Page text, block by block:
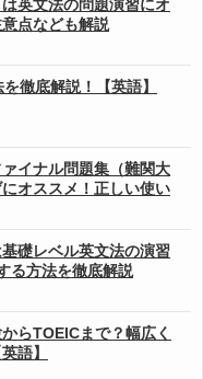
英文法の問題演習にオ
点なども解説
徹底解説！【英語】
イナル問題集（難関大
オススメ！正しい使い
礎レベル英文法の演習
る方法を徹底解説
らTOEICまで？幅広く
語】